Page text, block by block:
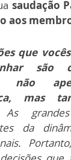
saudação
aos
que
são
não
mas
As
da